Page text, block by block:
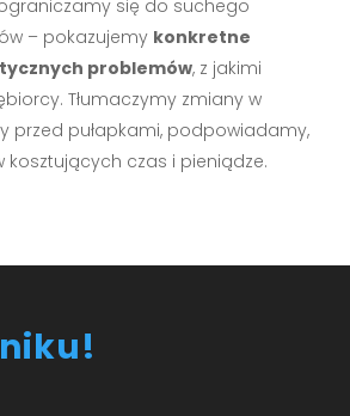
się do suchego
– pokazujemy konkretne
problemów, z jakimi
Tłumaczymy zmiany w
przed pułapkami, podpowiadamy,
kosztujących czas i pieniądze.